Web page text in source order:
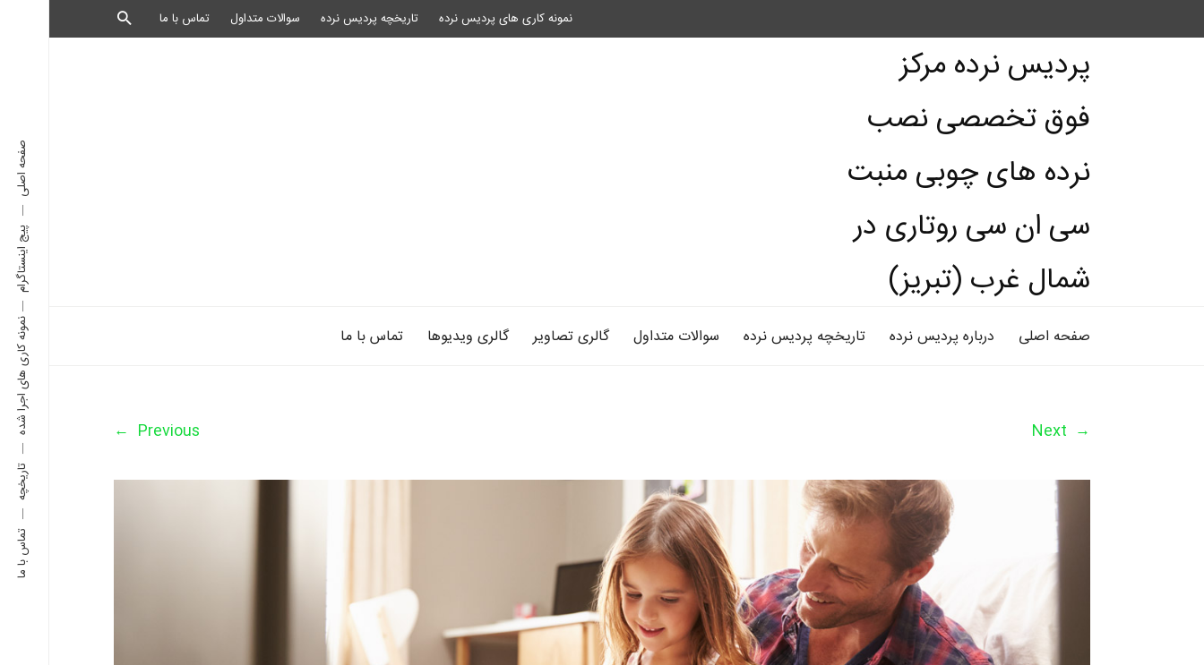
نمونه کاری های پردیس نرده تاریخچه پردیس نرده سوالات متداول تماس با ما
پردیس نرده مرکز
فوق تخصصی نصب
نرده های چوبی منبت
سی ان سی روتاری در
شمال غرب (تبریز)
صفحه اصلی درباره پردیس نرده تاریخچه پردیس نرده سوالات متداول گالری تصاویر گالری ویدیوها تماس با ما
← Previous Next →
صفحه اصلی
پیج اینستاگرام
نمونه کاری های اجرا شده
تاریخچه
تماس با ما